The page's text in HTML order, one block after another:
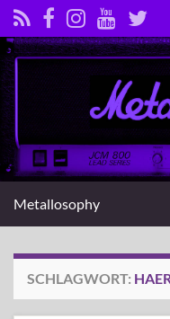
Search for:
Metallosophy
SCHLAGWORT: